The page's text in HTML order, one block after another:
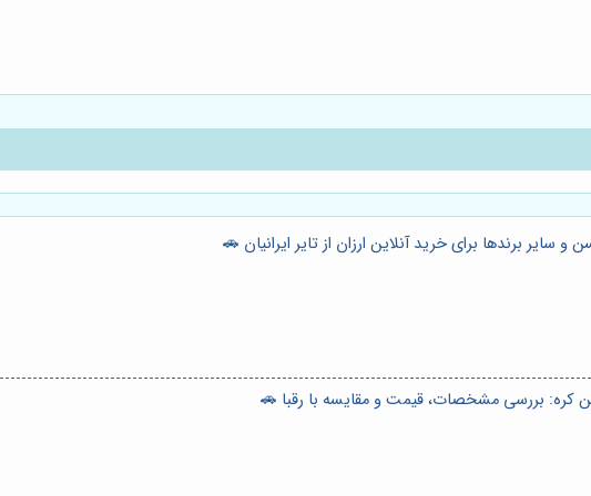
سایر برندها برای خرید آنلاین ارزان از تایر ایرانیان 🚗
کره: بررسی مشخصات، قیمت و مقایسه با رقبا 🚗